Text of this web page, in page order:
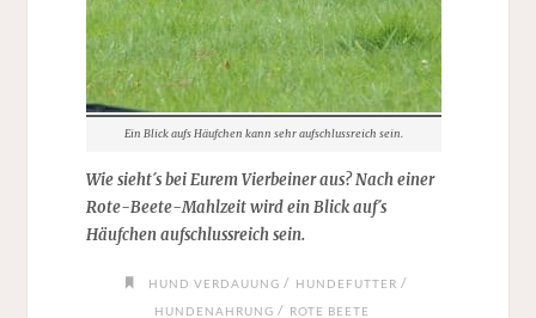
Ein Blick aufs Häufchen kann sehr aufschlussreich sein.
Wie sieht´s bei Eurem Vierbeiner aus? Nach einer
Rote-Beete-Mahlzeit wird ein Blick auf´s
Häufchen aufschlussreich sein.
HUND VERDAUUNG / HUNDEFUTTER /
HUNDENAHRUNG / ROTE BEETE